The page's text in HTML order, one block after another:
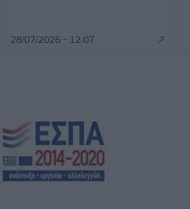
28/07/2026 - 12:07